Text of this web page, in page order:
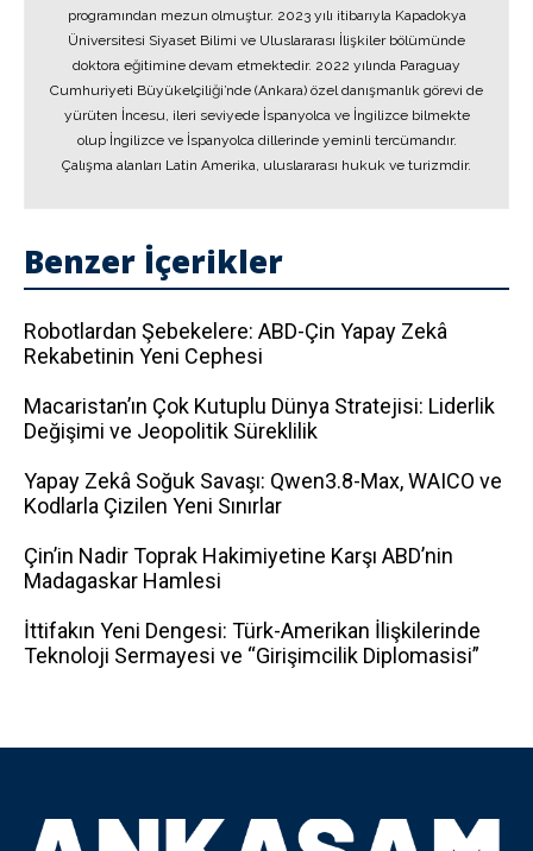
programından mezun olmuştur. 2023 yılı itibarıyla Kapadokya
Üniversitesi Siyaset Bilimi ve Uluslararası İlişkiler bölümünde
doktora eğitimine devam etmektedir. 2022 yılında Paraguay
Cumhuriyeti Büyükelçiliği’nde (Ankara) özel danışmanlık görevi de
yürüten İncesu, ileri seviyede İspanyolca ve İngilizce bilmekte
olup İngilizce ve İspanyolca dillerinde yeminli tercümandır.
Çalışma alanları Latin Amerika, uluslararası hukuk ve turizmdir.
Benzer İçerikler
Robotlardan Şebekelere: ABD-Çin Yapay Zekâ
Rekabetinin Yeni Cephesi
Macaristan’ın Çok Kutuplu Dünya Stratejisi: Liderlik
Değişimi ve Jeopolitik Süreklilik
Yapay Zekâ Soğuk Savaşı: Qwen3.8-Max, WAICO ve
Kodlarla Çizilen Yeni Sınırlar
Çin’in Nadir Toprak Hakimiyetine Karşı ABD’nin
Madagaskar Hamlesi
İttifakın Yeni Dengesi: Türk-Amerikan İlişkilerinde
Teknoloji Sermayesi ve “Girişimcilik Diplomasisi”